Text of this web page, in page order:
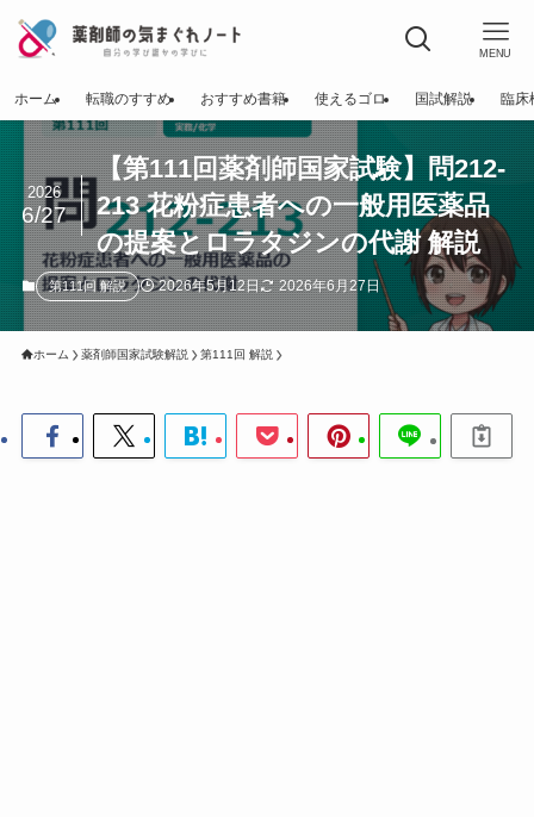
MENU
ホーム 転職のすすめ おすすめ書籍 使えるゴロ 国試解説 臨床
【第111回薬剤師国家試験】問212-
213 花粉症患者への一般用医薬品
の提案とロラタジンの代謝 解説
2026
6/27
第111回 解説 2026年5月12日 2026年6月27日
ホーム 薬剤師国家試験解説 第111回 解説